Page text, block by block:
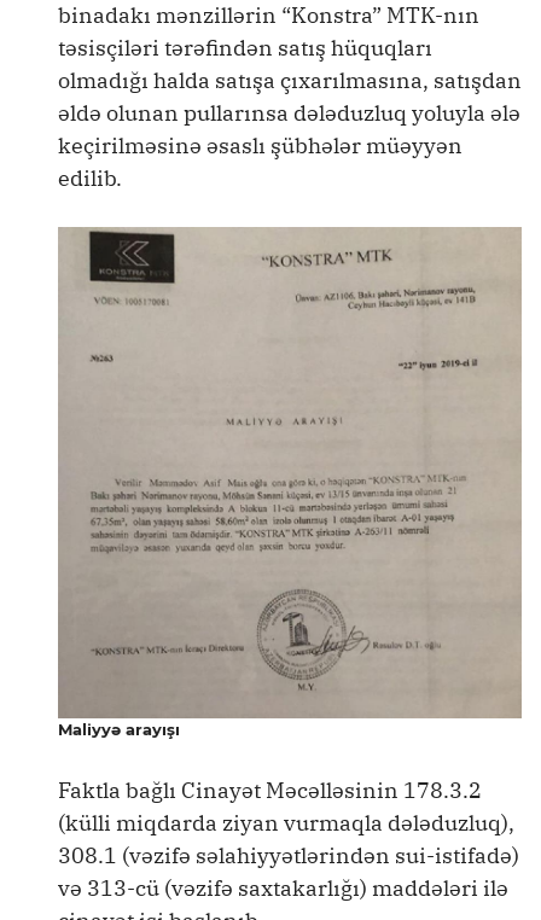
binadakı mənzillərin “Konstra” MTK-nın
təsisçiləri tərəfindən satış hüquqları
olmadığı halda satışa çıxarılmasına, satışdan
əldə olunan pullarınsa dələduzluq yoluyla ələ
keçirilməsinə əsaslı şübhələr müəyyən
edilib.
Maliyyə arayışı
Faktla bağlı Cinayət Məcəlləsinin 178.3.2
(külli miqdarda ziyan vurmaqla dələduzluq),
308.1 (vəzifə səlahiyyətlərindən sui-istifadə)
və 313-cü (vəzifə saxtakarlığı) maddələri ilə